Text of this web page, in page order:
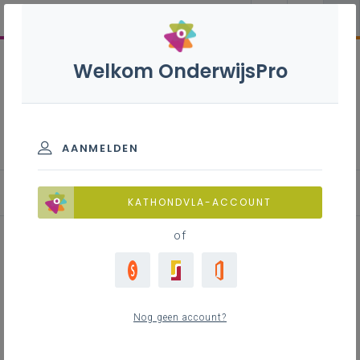
Nieuwe financiële rekeningen en vereffening of
Welkom OnderwijsPro
AANMELDEN
KATHONDVLA-ACCOUNT
of
Nog geen account?